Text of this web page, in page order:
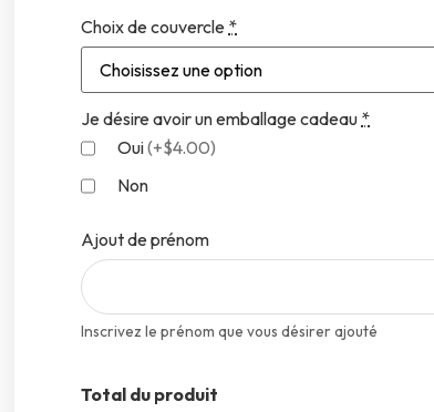
Choix de couvercle *
Je désire avoir un emballage cadeau *
Oui(+$4.00)
Non
Ajout de prénom
Inscrivez le prénom que vous désirer ajouté
Total du produit